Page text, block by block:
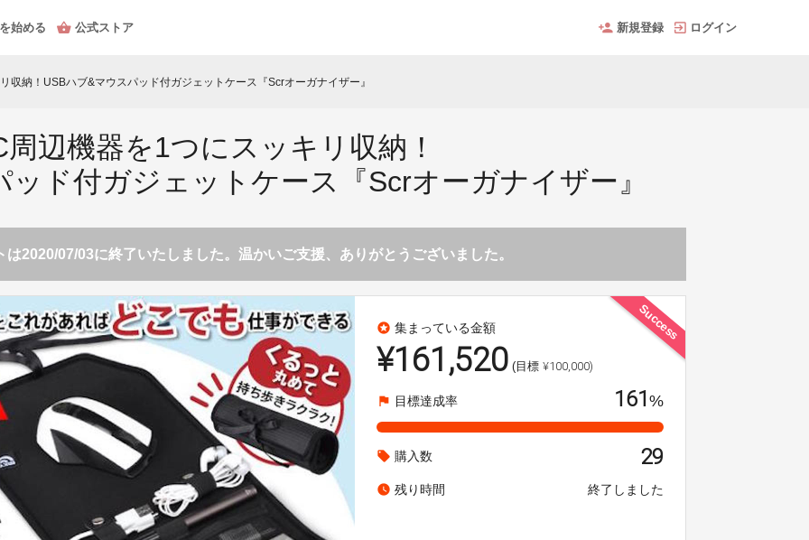
始める 公式ストア 新規登録 ログイン
収納！USBハブ&マウスパッド付ガジェットケース『Scrオーガナイザー』
周辺機器を1つにスッキリ収納！
ド付ガジェットケース『Scrオーガナイザー』
は2020/07/03に終了いたしました。温かいご支援、ありがとうございました。
Success
stars 集まっている金額
¥161,520 (目標 ¥100,000)
flag 目標達成率 161%
local_offer 購入数 29
watch_later 残り時間 終了しました